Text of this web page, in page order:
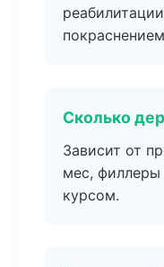
Сколько
Зависит от
мес,
курсом.